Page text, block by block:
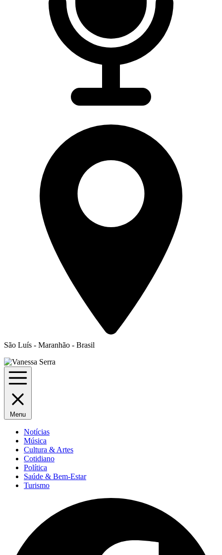
São Luís - Maranhão - Brasil
Menu
Notícias
Música
Cultura & Artes
Cotidiano
Política
Saúde & Bem-Estar
Turismo